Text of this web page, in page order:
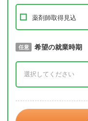
薬剤師取得見込
必須 取得予定年
任意 希望の就業時期